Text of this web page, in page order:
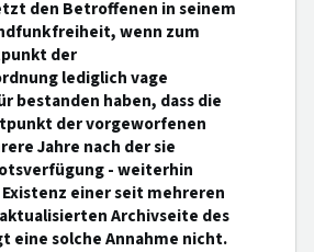
den Betroffenen in seinem
wenn zum
der
lediglich vage
bestanden haben, dass die
der vorgeworfenen
Jahre nach der sie
- weiterhin
einer seit mehreren
Archivseite des
eine solche Annahme nicht.